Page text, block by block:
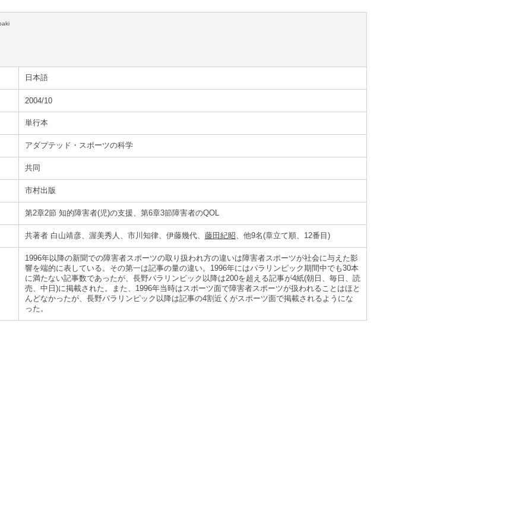
日本語
2004/10
単行本
アダプテッド・スポーツの科学
共同
市村出版
第2章2節 知的障害者(児)の支援、第6章3節障害者のQOL
共著者 白山靖彦、渥美秀人、市川知律、伊藤幾代、 藤田紀昭、他9名(章立て順、12番目)
1996年以降の新聞での障害者スポーツの取り扱われ方の違いは障害者スポーツが社会に与えた影
響を端的に表している。その第一は記事の量の違い。1996年にはパラリンピック期間中でも30本
に満たない記事数であったが、長野パラリンピック以降は200を超える記事が4紙(朝日、毎日、読
売、中日)に掲載された。また、1996年当時はスポーツ面で障害者スポーツが扱われることはほと
んどなかったが、長野パラリンピック以降は記事の4割近くがスポーツ面で掲載されるようにな
った。